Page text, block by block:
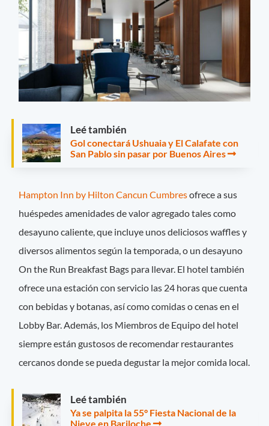
Leé también
Gol conectará Ushuaia y El Calafate con
San Pablo sin pasar por Buenos Aires
Hampton Inn by Hilton Cancun Cumbresofrece a sus
huéspedes amenidades de valor agregado tales como
desayuno caliente, que incluye unos deliciosos waffles y
diversos alimentos según la temporada, o un desayuno
On the Run Breakfast Bags para llevar. El hotel también
ofrece una estación con servicio las 24 horas que cuenta
con bebidas y botanas, así como comidas o cenas en el
Lobby Bar. Además, los Miembros de Equipo del hotel
siempre están gustosos de recomendar restaurantes
cercanos donde se pueda degustar la mejor comida local.
Leé también
Ya se palpita la 55° Fiesta Nacional de la
Nieve en Bariloche